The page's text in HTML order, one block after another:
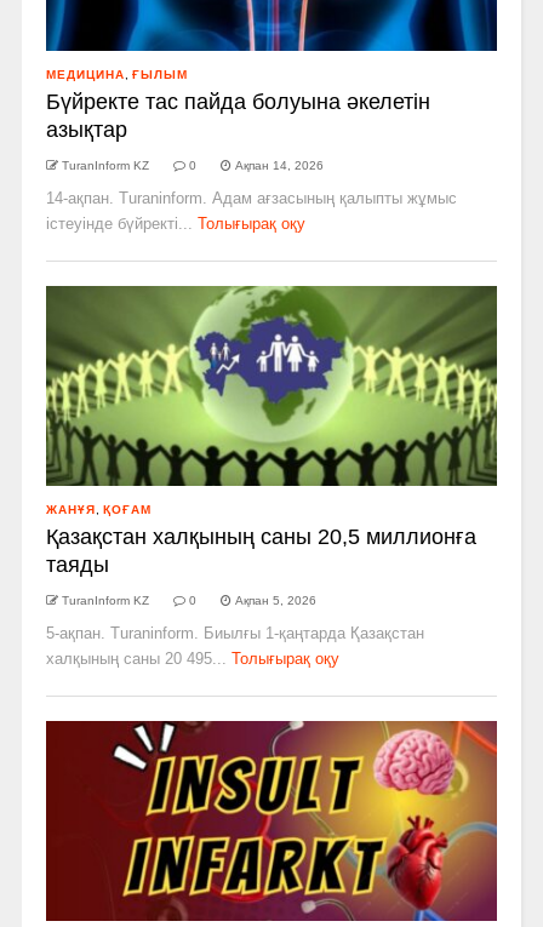
МЕДИЦИНА ҒЫЛЫМ
Бүйректе тас пайда болуына әкелетін
азықтар
TuranInform KZ 0 Ақпан 14, 2026
14-ақпан. Turaninform. Адам ағзасының қалыпты жұмыс
істеуінде бүйректі...
Толығырақ оқу
ЖАНҰЯ ҚОҒАМ
Қазақстан халқының саны 20,5 миллионға
таяды
TuranInform KZ 0 Ақпан 5, 2026
5-ақпан. Turaninform. Биылғы 1-қаңтарда Қазақстан
халқының саны 20 495...
Толығырақ оқу